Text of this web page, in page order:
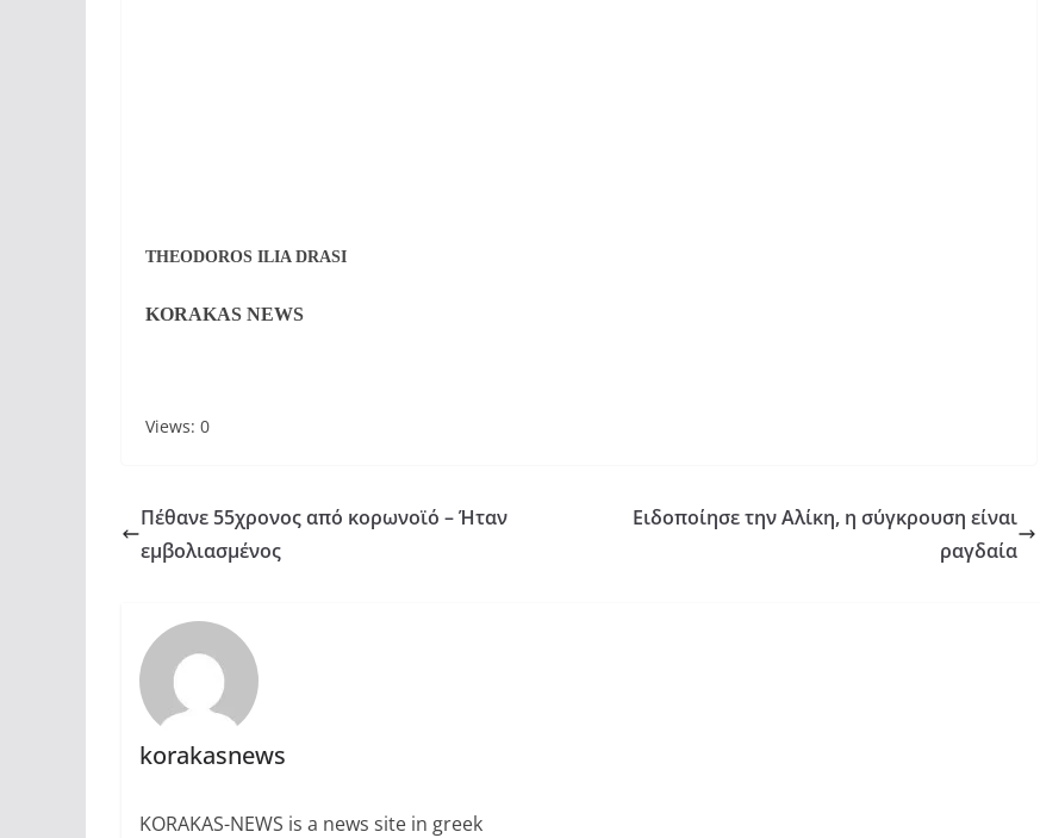
THEODOROS ILIA DRASI
KORAKAS NEWS
Views: 0
Πέθανε 55χρονος από κορωνοϊό – Ήταν
εμβολιασμένος
Ειδοποίησε την Αλίκη, η σύγκρουση είναι
ραγδαία
korakasnews
KORAKAS-NEWS is a news site in greek